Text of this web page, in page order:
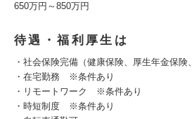
650万円～850万円
待遇・福利厚生は
・社会保険完備（健康保険、厚生年金保険
・在宅勤務 ※条件あり
・リモートワーク ※条件あり
・時短制度 ※条件あり